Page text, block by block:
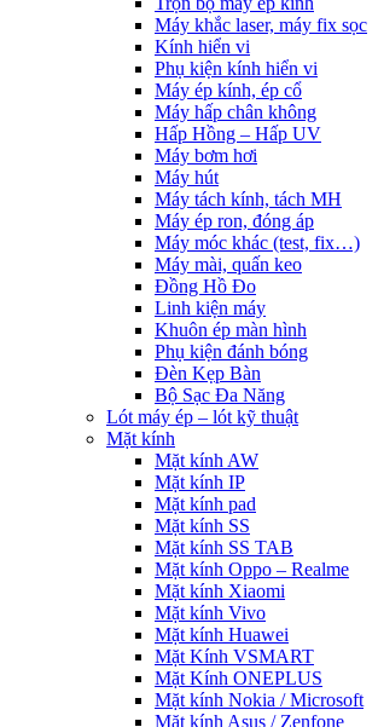
Máy khắc laser, máy fix sọc
Kính hiển vi
Phụ kiện kính hiển vi
Máy ép kính, ép cổ
Máy hấp chân không
Hấp Hồng – Hấp UV
Máy bơm hơi
Máy hút
Máy tách kính, tách MH
Máy ép ron, đóng áp
Máy móc khác (test, fix…)
Máy mài, quấn keo
Đồng Hồ Đo
Linh kiện máy
Khuôn ép màn hình
Phụ kiện đánh bóng
Đèn Kẹp Bàn
Bộ Sạc Đa Năng
Lót máy ép – lót kỹ thuật
Mặt kính
Mặt kính AW
Mặt kính IP
Mặt kính pad
Mặt kính SS
Mặt kính SS TAB
Mặt kính Oppo – Realme
Mặt kính Xiaomi
Mặt kính Vivo
Mặt kính Huawei
Mặt Kính VSMART
Mặt Kính ONEPLUS
Mặt kính Nokia / Microsoft
Mặt kính Asus / Zenfone